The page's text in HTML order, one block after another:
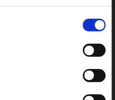
tillhandahålla funktioner för
Vi vidarebefordrar även
från din enhet till de
som vi samarbetar
med annan
har samlat in när du har